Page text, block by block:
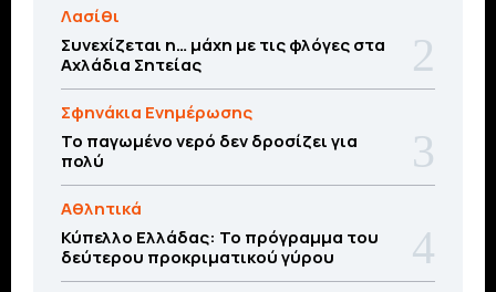
Λασίθι
Συνεχίζεται η… μάχη με τις φλόγες στα
Αχλάδια Σητείας
Σφηνάκια Ενημέρωσης
Το παγωμένο νερό δεν δροσίζει για
πολύ
Αθλητικά
Κύπελλο Ελλάδας: Το πρόγραμμα του
δεύτερου προκριματικού γύρου